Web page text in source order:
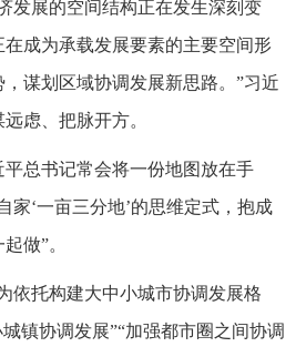
发展的空间结构正在发生深刻变
成为承载发展要素的主要空间形
谋划区域协调发展新思路。”习近
虑、把脉开方。
总书记常会将一份地图放在手
家‘一亩三分地’的思维定式，抱成
做”。
依托构建大中小城市协调发展格
镇协调发展”“加强都市圈之间协调